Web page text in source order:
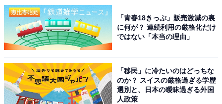
「青春18きっぷ」販売激減の裏
に何が？ 連続利用の厳格化だけ
ではない「本当の理由」
「移民」に冷たいのはどっちな
のか？ スイスの厳格過ぎる学歴
選別と、日本の曖昧過ぎる外国
人政策